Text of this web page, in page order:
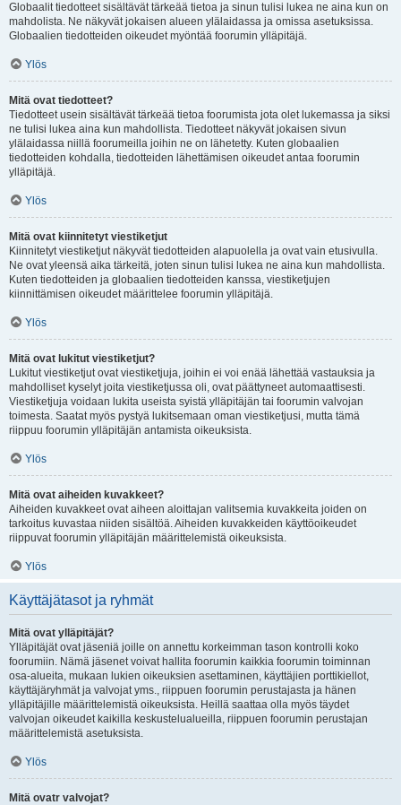
Globaalit tiedotteet sisältävät tärkeää tietoa ja sinun tulisi lukea ne aina kun on
mahdolista. Ne näkyvät jokaisen alueen ylälaidassa ja omissa asetuksissa.
Globaalien tiedotteiden oikeudet myöntää foorumin ylläpitäjä.
Ylös
Mitä ovat tiedotteet?
Tiedotteet usein sisältävät tärkeää tietoa foorumista jota olet lukemassa ja siksi
ne tulisi lukea aina kun mahdollista. Tiedotteet näkyvät jokaisen sivun
ylälaidassa niillä foorumeilla joihin ne on lähetetty. Kuten globaalien
tiedotteiden kohdalla, tiedotteiden lähettämisen oikeudet antaa foorumin
ylläpitäjä.
Ylös
Mitä ovat kiinnitetyt viestiketjut
Kiinnitetyt viestiketjut näkyvät tiedotteiden alapuolella ja ovat vain etusivulla.
Ne ovat yleensä aika tärkeitä, joten sinun tulisi lukea ne aina kun mahdollista.
Kuten tiedotteiden ja globaalien tiedotteiden kanssa, viestiketjujen
kiinnittämisen oikeudet määrittelee foorumin ylläpitäjä.
Ylös
Mitä ovat lukitut viestiketjut?
Lukitut viestiketjut ovat viestiketjuja, joihin ei voi enää lähettää vastauksia ja
mahdolliset kyselyt joita viestiketjussa oli, ovat päättyneet automaattisesti.
Viestiketjuja voidaan lukita useista syistä ylläpitäjän tai foorumin valvojan
toimesta. Saatat myös pystyä lukitsemaan oman viestiketjusi, mutta tämä
riippuu foorumin ylläpitäjän antamista oikeuksista.
Ylös
Mitä ovat aiheiden kuvakkeet?
Aiheiden kuvakkeet ovat aiheen aloittajan valitsemia kuvakkeita joiden on
tarkoitus kuvastaa niiden sisältöä. Aiheiden kuvakkeiden käyttöoikeudet
riippuvat foorumin ylläpitäjän määrittelemistä oikeuksista.
Ylös
Käyttäjätasot ja ryhmät
Mitä ovat ylläpitäjät?
Ylläpitäjät ovat jäseniä joille on annettu korkeimman tason kontrolli koko
foorumiin. Nämä jäsenet voivat hallita foorumin kaikkia foorumin toiminnan
osa-alueita, mukaan lukien oikeuksien asettaminen, käyttäjien porttikiellot,
käyttäjäryhmät ja valvojat yms., riippuen foorumin perustajasta ja hänen
ylläpitäjille määrittelemistä oikeuksista. Heillä saattaa olla myös täydet
valvojan oikeudet kaikilla keskustelualueilla, riippuen foorumin perustajan
määrittelemistä asetuksista.
Ylös
Mitä ovatr valvojat?